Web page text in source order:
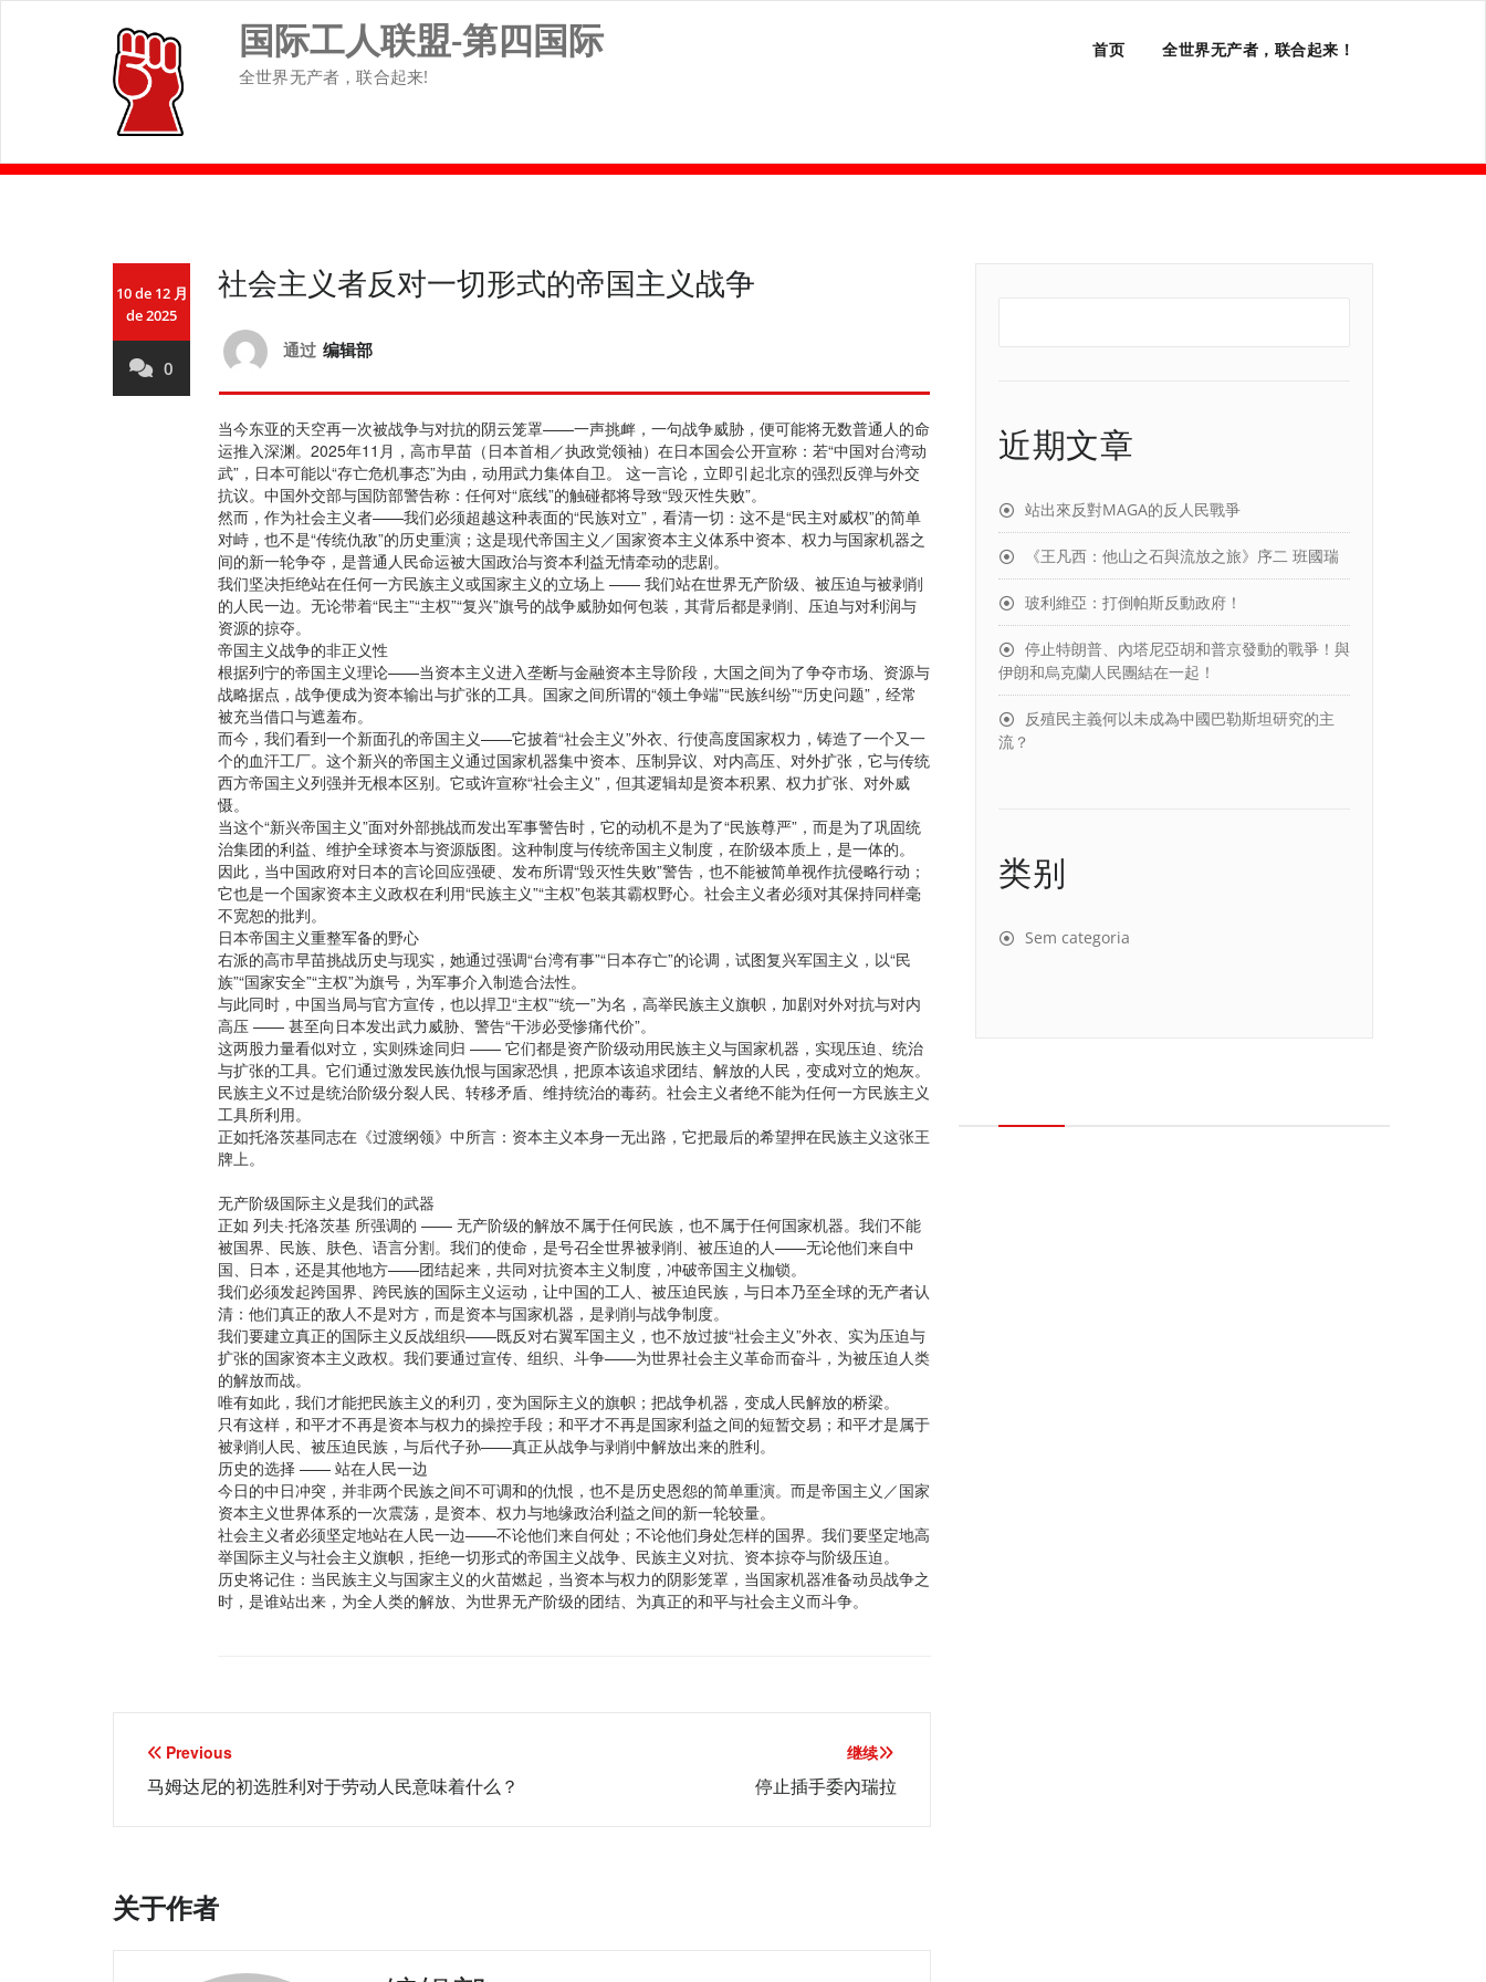
国际工人联盟-第四国际
全世界无产者，联合起来!
首页 全世界无产者，联合起来！
10 de 12 月
de 2025
0
社会主义者反对一切形式的帝国主义战争
通过 编辑部
当今东亚的天空再一次被战争与对抗的阴云笼罩——一声挑衅，一句战争威胁，便可能将无数普通人的命
运推入深渊。2025年11月，高市早苗（日本首相／执政党领袖）在日本国会公开宣称：若“中国对台湾动
武”，日本可能以“存亡危机事态”为由，动用武力集体自卫。 这一言论，立即引起北京的强烈反弹与外交
抗议。中国外交部与国防部警告称：任何对“底线”的触碰都将导致“毁灭性失败”。
然而，作为社会主义者——我们必须超越这种表面的“民族对立”，看清一切：这不是“民主对威权”的简单
对峙，也不是“传统仇敌”的历史重演；这是现代帝国主义／国家资本主义体系中资本、权力与国家机器之
间的新一轮争夺，是普通人民命运被大国政治与资本利益无情牵动的悲剧。
我们坚决拒绝站在任何一方民族主义或国家主义的立场上 —— 我们站在世界无产阶级、被压迫与被剥削
的人民一边。无论带着“民主”“主权”“复兴”旗号的战争威胁如何包装，其背后都是剥削、压迫与对利润与
资源的掠夺。
帝国主义战争的非正义性
根据列宁的帝国主义理论——当资本主义进入垄断与金融资本主导阶段，大国之间为了争夺市场、资源与
战略据点，战争便成为资本输出与扩张的工具。国家之间所谓的“领土争端”“民族纠纷”“历史问题”，经常
被充当借口与遮羞布。
而今，我们看到一个新面孔的帝国主义——它披着“社会主义”外衣、行使高度国家权力，铸造了一个又一
个的血汗工厂。这个新兴的帝国主义通过国家机器集中资本、压制异议、对内高压、对外扩张，它与传统
西方帝国主义列强并无根本区别。它或许宣称“社会主义”，但其逻辑却是资本积累、权力扩张、对外威
慑。
当这个“新兴帝国主义”面对外部挑战而发出军事警告时，它的动机不是为了“民族尊严”，而是为了巩固统
治集团的利益、维护全球资本与资源版图。这种制度与传统帝国主义制度，在阶级本质上，是一体的。
因此，当中国政府对日本的言论回应强硬、发布所谓“毁灭性失败”警告，也不能被简单视作抗侵略行动；
它也是一个国家资本主义政权在利用“民族主义”“主权”包装其霸权野心。社会主义者必须对其保持同样毫
不宽恕的批判。
日本帝国主义重整军备的野心
右派的高市早苗挑战历史与现实，她通过强调“台湾有事”“日本存亡”的论调，试图复兴军国主义，以“民
族”“国家安全”“主权”为旗号，为军事介入制造合法性。
与此同时，中国当局与官方宣传，也以捍卫“主权”“统一”为名，高举民族主义旗帜，加剧对外对抗与对内
高压 —— 甚至向日本发出武力威胁、警告“干涉必受惨痛代价”。
这两股力量看似对立，实则殊途同归 —— 它们都是资产阶级动用民族主义与国家机器，实现压迫、统治
与扩张的工具。它们通过激发民族仇恨与国家恐惧，把原本该追求团结、解放的人民，变成对立的炮灰。
民族主义不过是统治阶级分裂人民、转移矛盾、维持统治的毒药。社会主义者绝不能为任何一方民族主义
工具所利用。
正如托洛茨基同志在《过渡纲领》中所言：资本主义本身一无出路，它把最后的希望押在民族主义这张王
牌上。
无产阶级国际主义是我们的武器
正如 列夫·托洛茨基 所强调的 —— 无产阶级的解放不属于任何民族，也不属于任何国家机器。我们不能
被国界、民族、肤色、语言分割。我们的使命，是号召全世界被剥削、被压迫的人——无论他们来自中
国、日本，还是其他地方——团结起来，共同对抗资本主义制度，冲破帝国主义枷锁。
我们必须发起跨国界、跨民族的国际主义运动，让中国的工人、被压迫民族，与日本乃至全球的无产者认
清：他们真正的敌人不是对方，而是资本与国家机器，是剥削与战争制度。
我们要建立真正的国际主义反战组织——既反对右翼军国主义，也不放过披“社会主义”外衣、实为压迫与
扩张的国家资本主义政权。我们要通过宣传、组织、斗争——为世界社会主义革命而奋斗，为被压迫人类
的解放而战。
唯有如此，我们才能把民族主义的利刃，变为国际主义的旗帜；把战争机器，变成人民解放的桥梁。
只有这样，和平才不再是资本与权力的操控手段；和平才不再是国家利益之间的短暂交易；和平才是属于
被剥削人民、被压迫民族，与后代子孙——真正从战争与剥削中解放出来的胜利。
历史的选择 —— 站在人民一边
今日的中日冲突，并非两个民族之间不可调和的仇恨，也不是历史恩怨的简单重演。而是帝国主义／国家
资本主义世界体系的一次震荡，是资本、权力与地缘政治利益之间的新一轮较量。
社会主义者必须坚定地站在人民一边——不论他们来自何处；不论他们身处怎样的国界。我们要坚定地高
举国际主义与社会主义旗帜，拒绝一切形式的帝国主义战争、民族主义对抗、资本掠夺与阶级压迫。
历史将记住：当民族主义与国家主义的火苗燃起，当资本与权力的阴影笼罩，当国家机器准备动员战争之
时，是谁站出来，为全人类的解放、为世界无产阶级的团结、为真正的和平与社会主义而斗争。
文
章
Previous
马姆达尼的初选胜利对于劳动人民意味着什么？
继续
停止插手委內瑞拉
关于作者
近期文章
站出來反對MAGA的反人民戰爭
《王凡西：他山之石與流放之旅》序二 班國瑞
玻利維亞：打倒帕斯反動政府！
停止特朗普、內塔尼亞胡和普京發動的戰爭！與
伊朗和烏克蘭人民團結在一起！
反殖民主義何以未成為中國巴勒斯坦研究的主
流？
类别
Sem categoria